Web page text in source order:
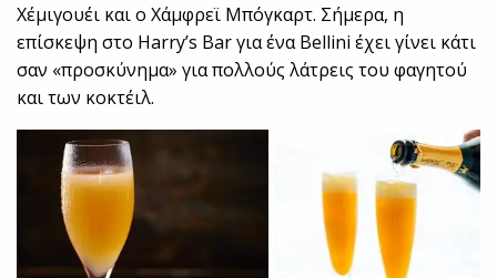
Χέμιγουέι και ο Χάμφρεϊ Μπόγκαρτ. Σήμερα, η
επίσκεψη στο Harry’s Bar για ένα Bellini έχει γίνει κάτι
σαν «προσκύνημα» για πολλούς λάτρεις του φαγητού
και των κοκτέιλ.